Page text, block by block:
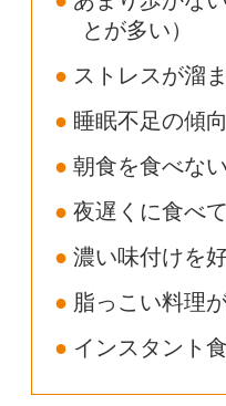
とが多い）
ストレスが溜
睡眠不足の傾
朝食を食べな
夜遅くに食べ
濃い味付けを
脂っこい料理
インスタント